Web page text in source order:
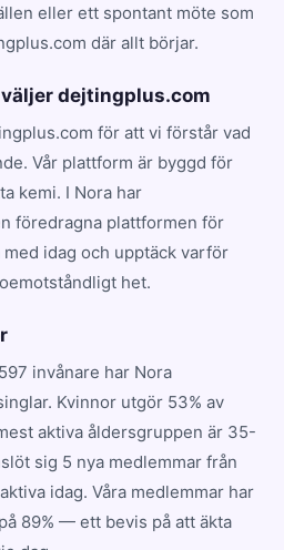
eller ett spontant möte som
där allt börjar.
dejtingplus.com
för att vi förstår vad
Vår plattform är byggd för
kemi. I Nora har
föredragna plattformen för
idag och upptäck varför
het.
invånare har Nora
Kvinnor utgör 53% av
aktiva åldersgruppen är 35-
sig 5 nya medlemmar från
idag. Våra medlemmar har
89% — ett bevis på att äkta